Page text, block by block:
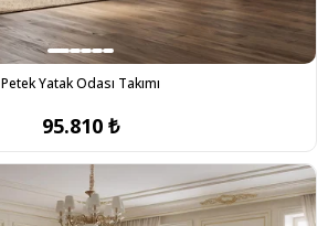
Petek Yatak Odası Takımı
95.810 ₺